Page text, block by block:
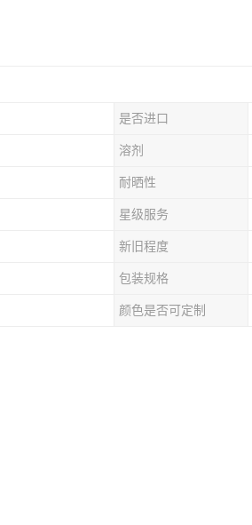
是否进口
溶剂
耐晒性
星级服务
新旧程度
包装规格
颜色是否可定制